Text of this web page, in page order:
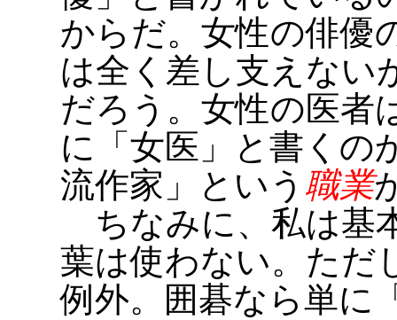
からだ。女性の俳優
は全く差し支えない
だろう。女性の医者
に「女医」と書く
流作家」という 職業
ちなみに、私は基
葉は使わない。ただ
例外。囲碁なら単に